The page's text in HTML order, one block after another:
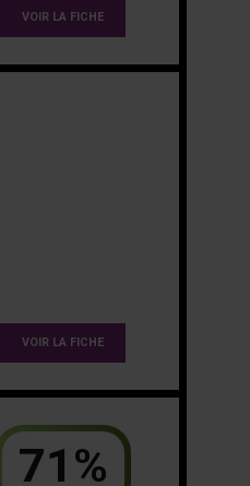
VOIR LA FICHE
VOIR LA FICHE
71%